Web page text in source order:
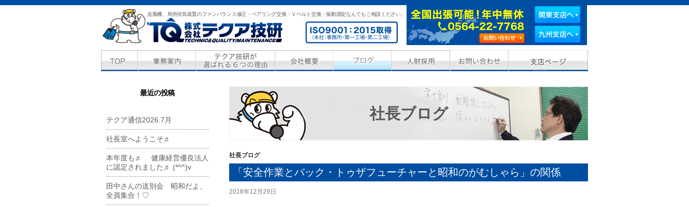
送風機、局所排気装置のファンバランス修正・ベアリング交換・Ｖベルト交換・振動測定なんでもご相談ください。
社長ブログ
社長ブログ
「安全作業とバック・トゥザフューチャーと昭和のがむしゃら」の関係
2016年12月29日
最近の投稿
テクア通信2026.7月
社長室へようこそ♬
本年度も♬ 健康経営優良法人
に認定されました♬ (*^^)v
田中さんの送別会 昭和だよ、
全員集合！♡